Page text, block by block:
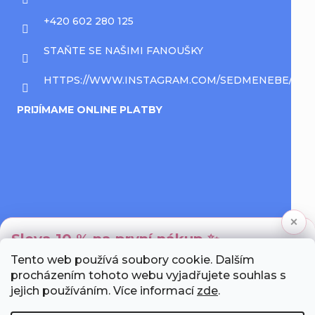
Tento web používá soubory cookie. Dalším
procházením tohoto webu vyjadřujete souhlas s
jejich používáním. Více informací zde.
+420 602 280 125
STAŇTE SE NAŠIMI FANOUŠKY
HTTPS://WWW.INSTAGRAM.COM/SEDMENEBE/
PRIJÍMAME ONLINE PLATBY
×
Sleva 10 % na první nákup ✨
Přihlaste se k newsletteru a my Vám pošleme
unikátní slevový kód.